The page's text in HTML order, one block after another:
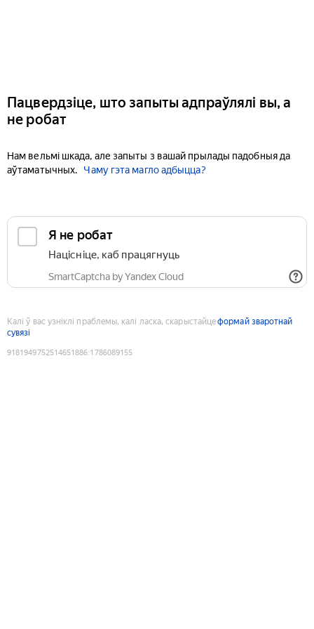
Пацвердзіце, што запыты адпраўлялі вы, а
не робат
Нам вельмі шкада, але запыты з вашай прылады падобныя да
аўтаматычных.
Чаму гэта магло адбыцца?
Я не робат
Націсніце, каб працягнуць
SmartCaptcha by Yandex Cloud
Калі ў вас узніклі праблемы, калі ласка, скарыстайцеформай зваротнай
сувязі
9181949752514651886:1786089155